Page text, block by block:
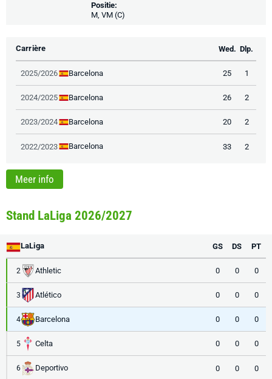
Positie:
M, VM (C)
Carrière Wed. Dlp.
2025/2026 Barcelona 25 1
2024/2025 Barcelona 26 2
2023/2024 Barcelona 20 2
2022/2023 Barcelona 33 2
Meer info
Stand LaLiga 2026/2027
LaLiga GS DS PT
2 Athletic 0 0 0
3 Atlético 0 0 0
4 Barcelona 0 0 0
5 Celta 0 0 0
6 Deportivo 0 0 0